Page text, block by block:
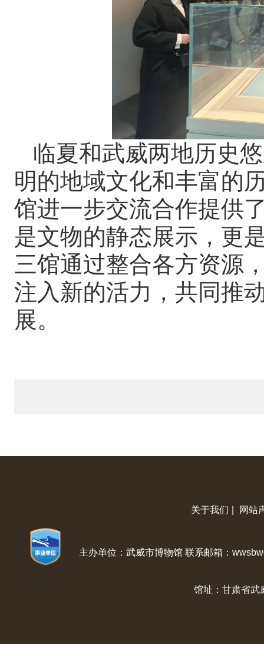
临夏和武威两地历史
明的地域文化和丰富的
馆进一步交流合作提供
是文物的静态展示，更
三馆通过整合各方资源
注入新的活力，共同推
展。
关于我们 网站
主办单位：武威市博物馆 联系邮箱：
馆址：甘肃省武